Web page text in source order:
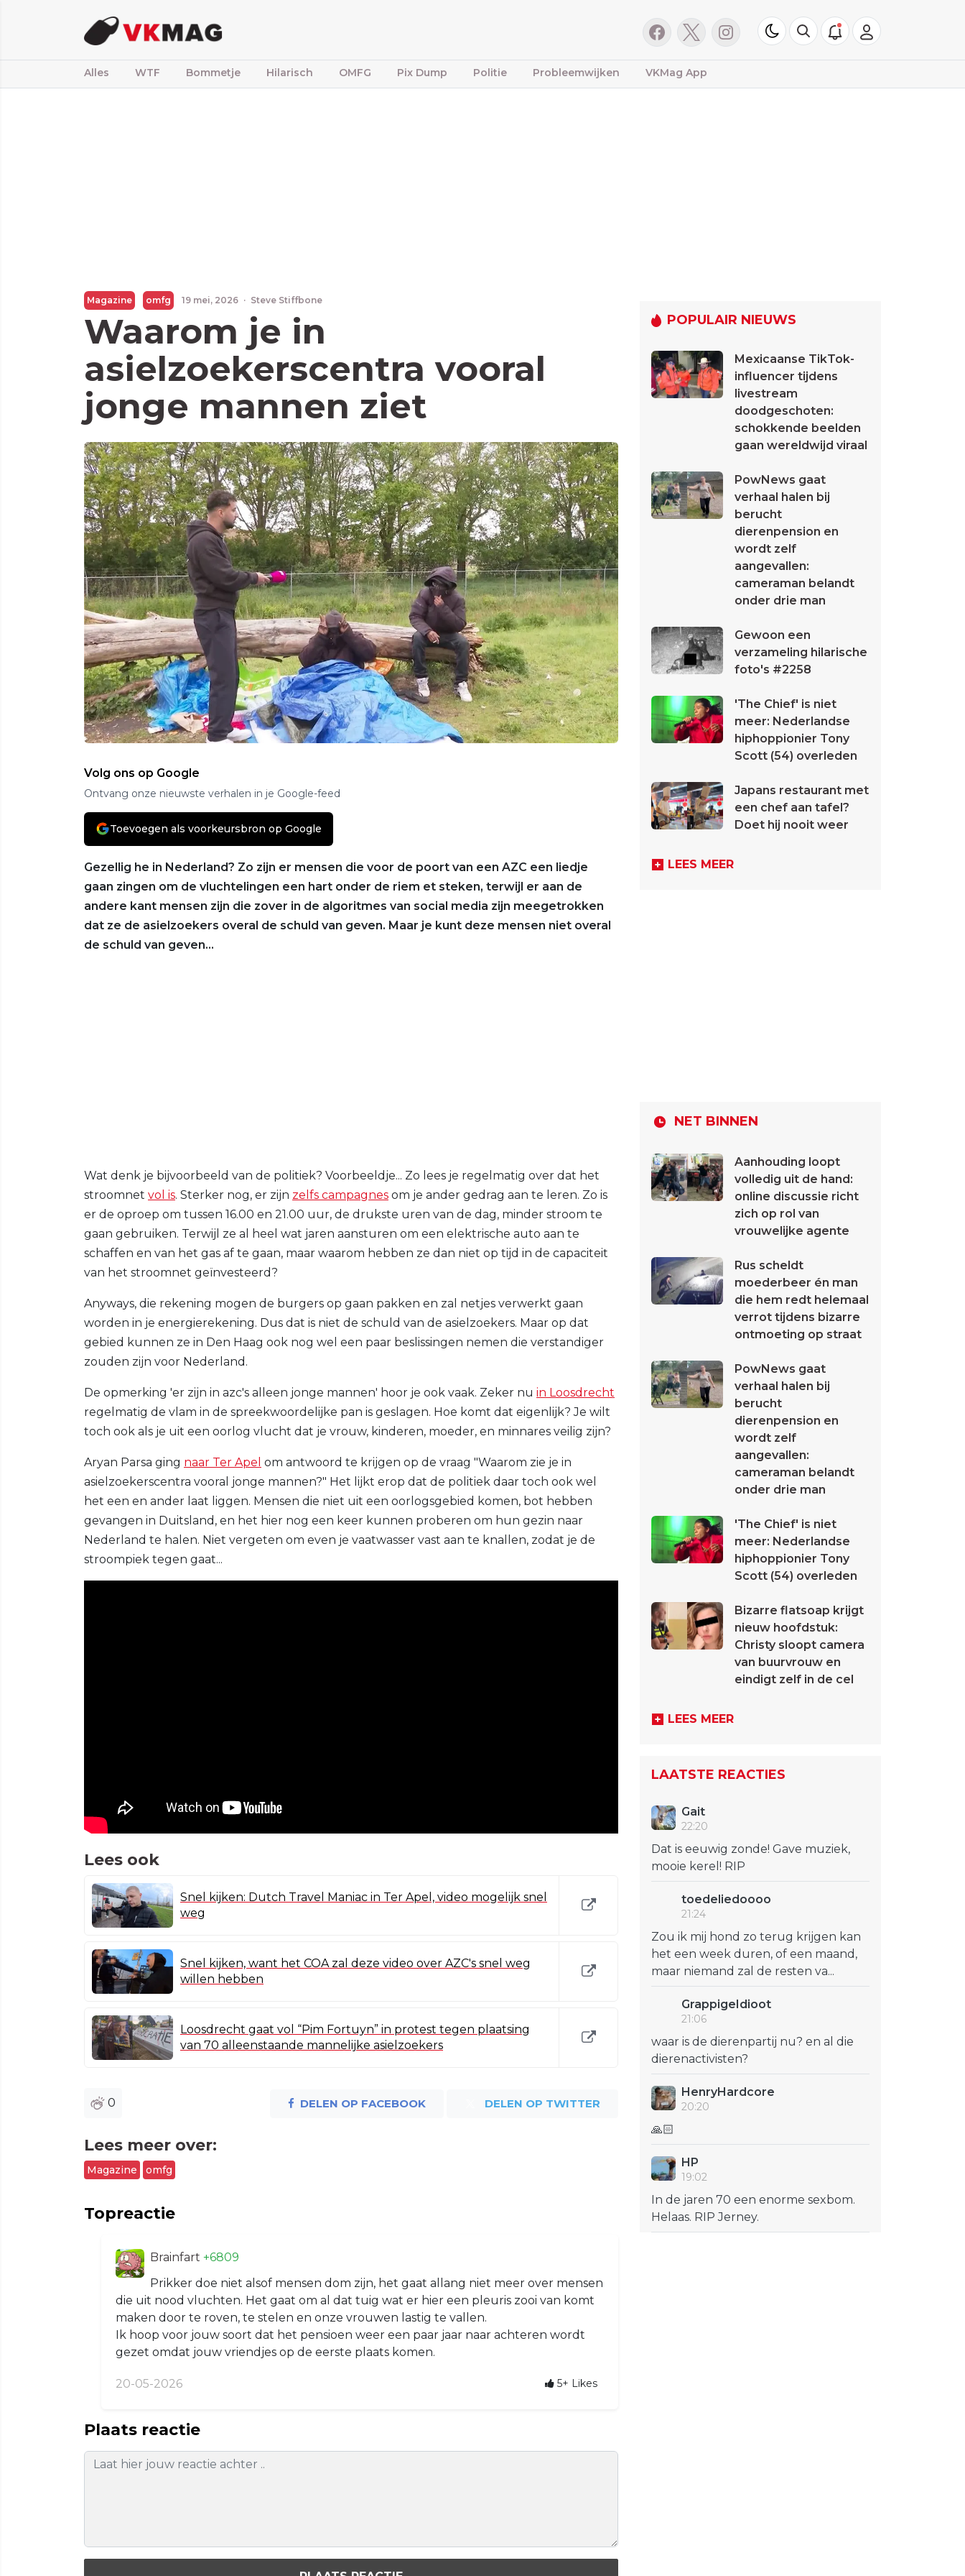
Alles WTF Bommetje Hilarisch OMFG Pix Dump Politie Probleemwijken VKMag App
Magazine omfg 19 mei, 2026 · Steve Stiffbone
Waarom je in
asielzoekerscentra vooral
jonge mannen ziet
Volg ons op Google
Ontvang onze nieuwste verhalen in je Google-feed
Toevoegen als voorkeursbron op Google
Gezellig he in Nederland? Zo zijn er mensen die voor de poort van een AZC een liedje
gaan zingen om de vluchtelingen een hart onder de riem et steken, terwijl er aan de
andere kant mensen zijn die zover in de algoritmes van social media zijn meegetrokken
dat ze de asielzoekers overal de schuld van geven. Maar je kunt deze mensen niet overal
de schuld van geven...
Wat denk je bijvoorbeeld van de politiek? Voorbeeldje... Zo lees je regelmatig over dat het
stroomnet vol is. Sterker nog, er zijn zelfs campagnes om je ander gedrag aan te leren. Zo is
er de oproep om tussen 16.00 en 21.00 uur, de drukste uren van de dag, minder stroom te
gaan gebruiken. Terwijl ze al heel wat jaren aansturen om een elektrische auto aan te
schaffen en van het gas af te gaan, maar waarom hebben ze dan niet op tijd in de capaciteit
van het stroomnet geïnvesteerd?
Anyways, die rekening mogen de burgers op gaan pakken en zal netjes verwerkt gaan
worden in je energierekening. Dus dat is niet de schuld van de asielzoekers. Maar op dat
gebied kunnen ze in Den Haag ook nog wel een paar beslissingen nemen die verstandiger
zouden zijn voor Nederland.
De opmerking 'er zijn in azc's alleen jonge mannen' hoor je ook vaak. Zeker nu in Loosdrecht
regelmatig de vlam in de spreekwoordelijke pan is geslagen. Hoe komt dat eigenlijk? Je wilt
toch ook als je uit een oorlog vlucht dat je vrouw, kinderen, moeder, en minnares veilig zijn?
Aryan Parsa ging naar Ter Apel om antwoord te krijgen op de vraag "Waarom zie je in
asielzoekerscentra vooral jonge mannen?" Het lijkt erop dat de politiek daar toch ook wel
het een en ander laat liggen. Mensen die niet uit een oorlogsgebied komen, bot hebben
gevangen in Duitsland, en het hier nog een keer kunnen proberen om hun gezin naar
Nederland te halen. Niet vergeten om even je vaatwasser vast aan te knallen, zodat je de
stroompiek tegen gaat...
Lees ook
Snel kijken: Dutch Travel Maniac in Ter Apel, video mogelijk snel
weg
Snel kijken, want het COA zal deze video over AZC's snel weg
willen hebben
Loosdrecht gaat vol “Pim Fortuyn” in protest tegen plaatsing
van 70 alleenstaande mannelijke asielzoekers
0 DELEN OP FACEBOOK DELEN OP TWITTER
Lees meer over:
Magazine omfg
Topreactie
Brainfart +6809
Prikker doe niet alsof mensen dom zijn, het gaat allang niet meer over mensen
die uit nood vluchten. Het gaat om al dat tuig wat er hier een pleuris zooi van komt
maken door te roven, te stelen en onze vrouwen lastig te vallen.
Ik hoop voor jouw soort dat het pensioen weer een paar jaar naar achteren wordt
gezet omdat jouw vriendjes op de eerste plaats komen.
20-05-2026 5+ Likes
Plaats reactie
POPULAIR NIEUWS
Mexicaanse TikTok-
influencer tijdens
livestream
doodgeschoten:
schokkende beelden
gaan wereldwijd viraal
PowNews gaat
verhaal halen bij
berucht
dierenpension en
wordt zelf
aangevallen:
cameraman belandt
onder drie man
Gewoon een
verzameling hilarische
foto's #2258
'The Chief' is niet
meer: Nederlandse
hiphoppionier Tony
Scott (54) overleden
Japans restaurant met
een chef aan tafel?
Doet hij nooit weer
LEES MEER
NET BINNEN
Aanhouding loopt
volledig uit de hand:
online discussie richt
zich op rol van
vrouwelijke agente
Rus scheldt
moederbeer én man
die hem redt helemaal
verrot tijdens bizarre
ontmoeting op straat
PowNews gaat
verhaal halen bij
berucht
dierenpension en
wordt zelf
aangevallen:
cameraman belandt
onder drie man
'The Chief' is niet
meer: Nederlandse
hiphoppionier Tony
Scott (54) overleden
Bizarre flatsoap krijgt
nieuw hoofdstuk:
Christy sloopt camera
van buurvrouw en
eindigt zelf in de cel
LEES MEER
LAATSTE REACTIES
Gait
22:20
Dat is eeuwig zonde! Gave muziek,
mooie kerel! RIP
toedeliedoooo
21:24
Zou ik mij hond zo terug krijgen kan
het een week duren, of een maand,
maar niemand zal de resten va...
GrappigeIdioot
21:06
waar is de dierenpartij nu? en al die
dierenactivisten?
HenryHardcore
20:20
🙏🏻
HP
19:02
In de jaren 70 een enorme sexbom.
Helaas. RIP Jerney.